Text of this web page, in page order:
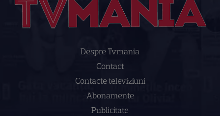
Despre Tvmania
Contact
Contacte televiziuni
Abonamente
Publicitate